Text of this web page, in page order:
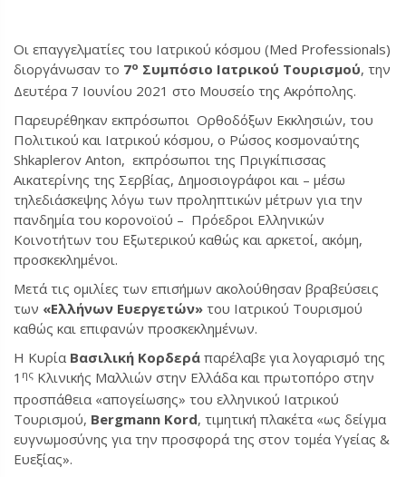
Οι επαγγελματίες του Ιατρικού κόσμου (Med Professionals)
διοργάνωσαν το 7ο Συμπόσιο Ιατρικού Τουρισμού, την
Δευτέρα 7 Ιουνίου 2021 στο Μουσείο της Ακρόπολης.
Παρευρέθηκαν εκπρόσωποι Ορθοδόξων Εκκλησιών, του
Πολιτικού και Ιατρικού κόσμου, ο Ρώσος κοσμοναύτης
Shkaplerov Anton, εκπρόσωποι της Πριγκίπισσας
Αικατερίνης της Σερβίας, Δημοσιογράφοι και – μέσω
τηλεδιάσκεψης λόγω των προληπτικών μέτρων για την
πανδημία του κορονοϊού – Πρόεδροι Ελληνικών
Κοινοτήτων του Εξωτερικού καθώς και αρκετοί, ακόμη,
προσκεκλημένοι.
Μετά τις ομιλίες των επισήμων ακολούθησαν βραβεύσεις
των «Ελλήνων Ευεργετών» του Ιατρικού Τουρισμού
καθώς και επιφανών προσκεκλημένων.
Η Κυρία Βασιλική Κορδερά παρέλαβε για λογαρισμό της
1 ης Κλινικής Μαλλιών στην Ελλάδα και πρωτοπόρο στην
προσπάθεια «απογείωσης» του ελληνικού Ιατρικού
Τουρισμού, Bergmann Kord, τιμητική πλακέτα «ως δείγμα
ευγνωμοσύνης για την προσφορά της στον τομέα Υγείας &
Ευεξίας».